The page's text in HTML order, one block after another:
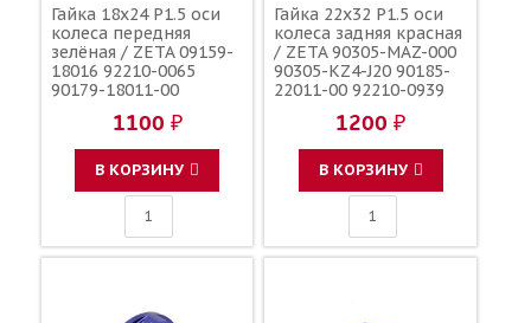
Гайка 18x24 P1.5 оси
колеса передняя
зелёная / ZETA 09159-
18016 92210-0065
90179-18011-00
1100 ₽
В КОРЗИНУ
Гайка 22x32 P1.5 оси
колеса задняя красная
/ ZETA 90305-MAZ-000
90305-KZ4-J20 90185-
22011-00 92210-0939
1200 ₽
В КОРЗИНУ